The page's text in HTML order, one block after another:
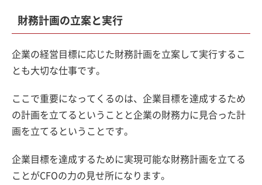
財務計画の立案と実行
企業の経営目標に応じた財務計画を立案して実行するこ
とも大切な仕事です。
ここで重要になってくるのは、企業目標を達成するため
の計画を立てるということと企業の財務力に見合った計
画を立てるということです。
企業目標を達成するために実現可能な財務計画を立てる
ことがCFOの力の見せ所になります。